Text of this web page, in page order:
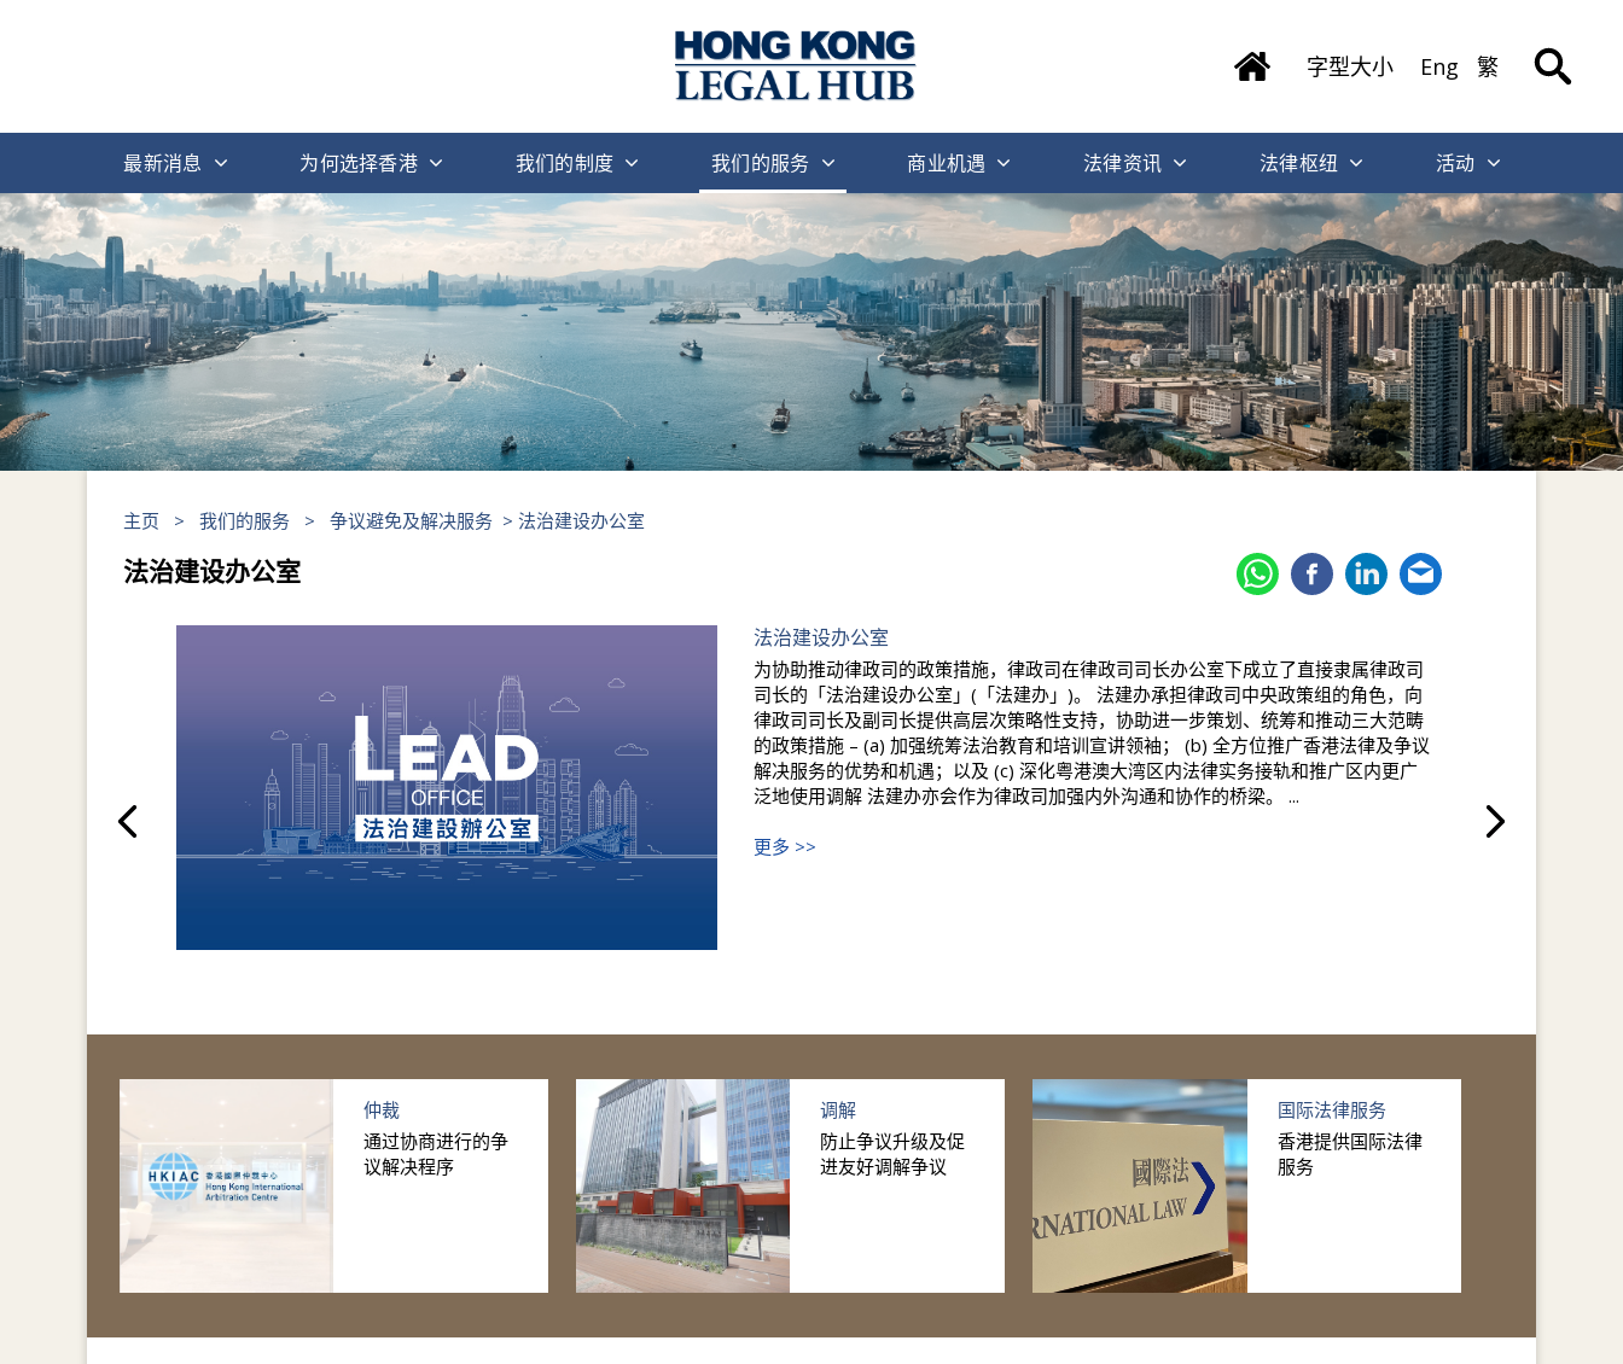
字型大小 Eng 繁
最新消息 为何选择香港 我们的制度 我们的服务 商业机遇 法律资讯 法律枢纽 活动
主页 > 我们的服务 > 争议避免及解决服务 > 法治建设办公室
法治建设办公室
法治建设办公室
为协助推动律政司的政策措施，律政司在律政司司长办公室下成立了直接隶属律政司
司长的「法治建设办公室」(「法建办」)。 法建办承担律政司中央政策组的角色，向
律政司司长及副司长提供高层次策略性支持，协助进一步策划、统筹和推动三大范畴
的政策措施 – (a) 加强统筹法治教育和培训宣讲领袖； (b) 全方位推广香港法律及争议
解决服务的优势和机遇；以及 (c) 深化粤港澳大湾区内法律实务接轨和推广区内更广
泛地使用调解 法建办亦会作为律政司加强内外沟通和协作的桥梁。 ...
更多 >>
仲裁
通过协商进行的争
议解决程序
调解
防止争议升级及促
进友好调解争议
国际法律服务
香港提供国际法律
服务